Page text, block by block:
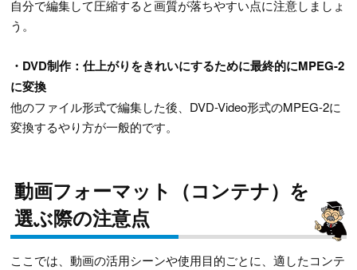
自分で編集して圧縮すると画質が落ちやすい点に注意しましょ
う。
・DVD制作：仕上がりをきれいにするために最終的にMPEG-2
に変換
他のファイル形式で編集した後、DVD-Video形式のMPEG-2に
変換するやり方が一般的です。
動画フォーマット（コンテナ）を
選ぶ際の注意点
ここでは、動画の活用シーンや使用目的ごとに、適したコンテ